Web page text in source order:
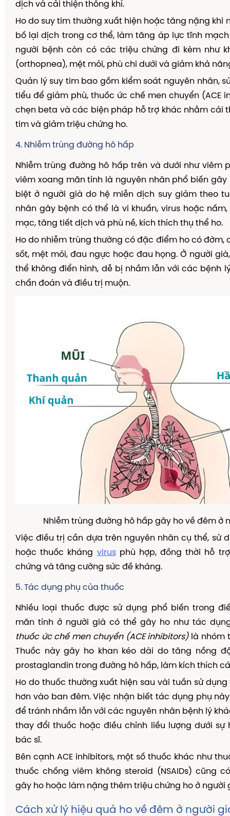
dịch và cải thiện thông khí.
Ho do suy tim thường xuất hiện hoặc tăng nặng khi
bố lại dịch trong cơ thể, làm tăng áp lực tĩnh mạch
người bệnh còn có các triệu chứng đi kèm như
(orthopnea), mệt mỏi, phù chi dưới và giảm khả
Quản lý suy tim bao gồm kiểm soát nguyên nhân,
tiểu để giảm phù, thuốc ức chế men chuyển (ACE
chẹn beta và các biện pháp hỗ trợ khác nhằm cải
tim và giảm triệu chứng ho.
4. Nhiễm trùng đường hô hấp
Nhiễm trùng đường hô hấp trên và dưới như viêm
viêm xoang mãn tính là nguyên nhân phổ biến gây
biệt ở người già do hệ miễn dịch suy giảm theo
nhân gây bệnh có thể là vi khuẩn, virus hoặc
mạc, tăng tiết dịch và phù nề, kích thích thụ thể ho.
Ho do nhiễm trùng thường có đặc điểm ho có đờm,
sốt, mệt mỏi, đau ngực hoặc đau họng. Ở người
thể không điển hình, dễ bị nhầm lẫn với các bệnh
chẩn đoán và điều trị muộn.
Nhiễm trùng đường hô hấp gây ho về đêm ở
Việc điều trị cần dựa trên nguyên nhân cụ thể, sử
hoặc thuốc kháng virusphù hợp, đồng thời hỗ
chứng và tăng cường sức đề kháng.
5. Tác dụng phụ của thuốc
Nhiều loại thuốc được sử dụng phổ biến trong
mãn tính ở người già có thể gây ho như tác
thuốc ức chế men chuyển (ACE inhibitors)là nhóm
Thuốc này gây ho khan kéo dài do tăng nồng
prostaglandin trong đường hô hấp, làm kích thích
Ho do thuốc thường xuất hiện sau vài tuần sử
hơn vào ban đêm. Việc nhận biết tác dụng phụ
để tránh nhầm lẫn với các nguyên nhân bệnh lý
thay đổi thuốc hoặc điều chỉnh liều lượng dưới sự
bác sĩ.
Bên cạnh ACE inhibitors, một số thuốc khác như
thuốc chống viêm không steroid (NSAIDs) cũng
gây ho hoặc làm nặng thêm triệu chứng ho ở người
Cách xử lý hiệu quả ho về đêm ở người